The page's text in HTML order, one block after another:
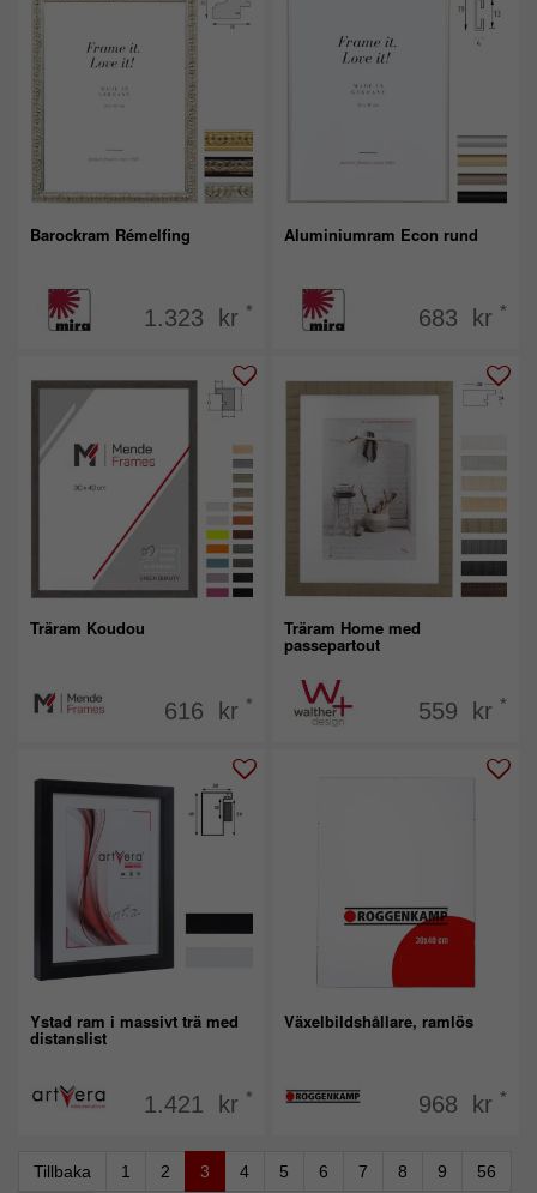
Barockram Rémelfing
1.323 kr *
Aluminiumram Econ rund
683 kr *
Träram Koudou
616 kr *
Träram Home med
passepartout
559 kr *
Ystad ram i massivt trä med
distanslist
1.421 kr *
Växelbildshållare, ramlös
968 kr *
Tillbaka 1 2 3 4 5 6 7 8 9 56